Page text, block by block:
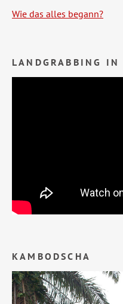
Wie das alles begann?
LANDGRABBING IN
KAMBODSCHA